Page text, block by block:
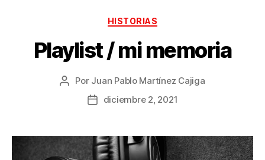
Categorías
HISTORIAS
Playlist / mi memoria
Autor
Por Juan Pablo Martínez Cajiga
Fecha
publicación
diciembre 2, 2021